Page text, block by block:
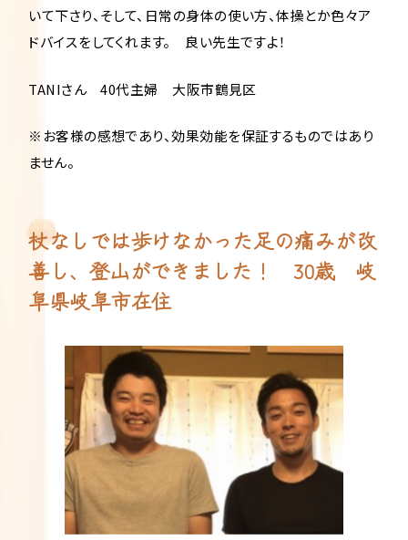
いて下さり、そして、日常の身体の使い方、体操とか色々ア
ドバイスをしてくれます。 良い先生ですよ！
TANIさん 40代主婦 大阪市鶴見区
※お客様の感想であり、効果効能を保証するものではあり
ません。
杖なしでは歩けなかった足の痛みが改
善し、登山ができました！ 30歳 岐
阜県岐阜市在住